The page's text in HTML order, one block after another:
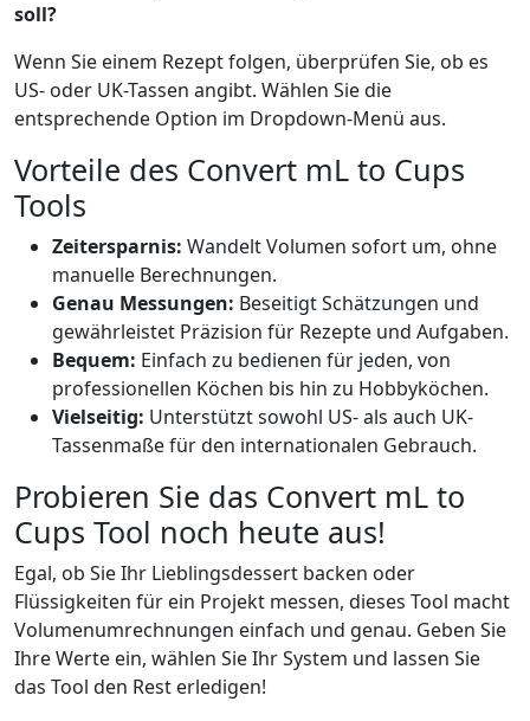
soll?
Wenn Sie einem Rezept folgen, überprüfen Sie, ob es
US- oder UK-Tassen angibt. Wählen Sie die
entsprechende Option im Dropdown-Menü aus.
Vorteile des Convert mL to Cups
Tools
Zeitersparnis: Wandelt Volumen sofort um, ohne
manuelle Berechnungen.
Genau Messungen: Beseitigt Schätzungen und
gewährleistet Präzision für Rezepte und Aufgaben.
Bequem: Einfach zu bedienen für jeden, von
professionellen Köchen bis hin zu Hobbyköchen.
Vielseitig: Unterstützt sowohl US- als auch UK-
Tassenmaße für den internationalen Gebrauch.
Probieren Sie das Convert mL to
Cups Tool noch heute aus!
Egal, ob Sie Ihr Lieblingsdessert backen oder
Flüssigkeiten für ein Projekt messen, dieses Tool macht
Volumenumrechnungen einfach und genau. Geben Sie
Ihre Werte ein, wählen Sie Ihr System und lassen Sie
das Tool den Rest erledigen!